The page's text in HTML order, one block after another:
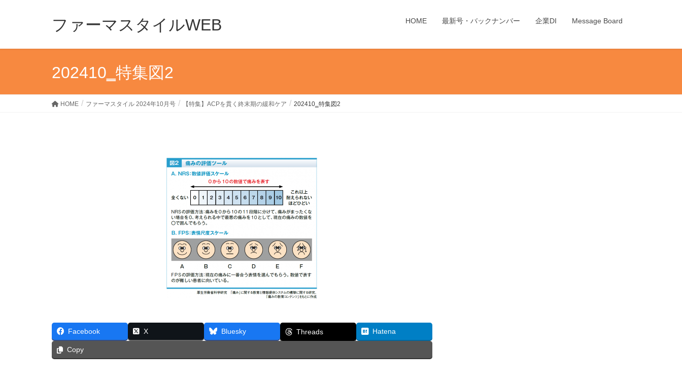
ファーマスタイルWEB HOME 最新号・バックナンバー 企業DI Message Board
202410‗特集図2
HOME ファーマスタイル 2024年10月号 【特集】ACPを貫く終末期の緩和ケア 202410‗特集図2
Facebook X Bluesky Threads Hatena
Copy